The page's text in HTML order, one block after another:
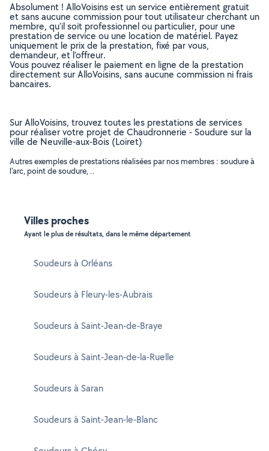
Absolument ! AlloVoisins est un service entièrement gratuit
et sans aucune commission pour tout utilisateur cherchant un
membre, qu’il soit professionnel ou particulier, pour une
prestation de service ou une location de matériel. Payez
uniquement le prix de la prestation, fixé par vous,
demandeur, et l’offreur.
Vous pouvez réaliser le paiement en ligne de la prestation
directement sur AlloVoisins, sans aucune commission ni frais
bancaires.
Sur AlloVoisins, trouvez toutes les prestations de services
pour réaliser votre projet de Chaudronnerie - Soudure sur la
ville de Neuville-aux-Bois (Loiret)
Autres exemples de prestations réalisées par nos membres : soudure à
l'arc, point de soudure, ..
Villes proches
Ayant le plus de résultats, dans le même département
Soudeurs à Orléans
Soudeurs à Fleury-les-Aubrais
Soudeurs à Saint-Jean-de-Braye
Soudeurs à Saint-Jean-de-la-Ruelle
Soudeurs à Saran
Soudeurs à Saint-Jean-le-Blanc